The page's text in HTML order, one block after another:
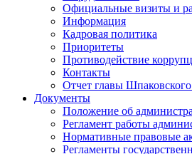
Официальные визиты и
Информация
Кадровая политика
Приоритеты
Противодействие
Контакты
Отчет главы
Документы
Положение об
Регламент работы
Нормативные правовые
Регламенты